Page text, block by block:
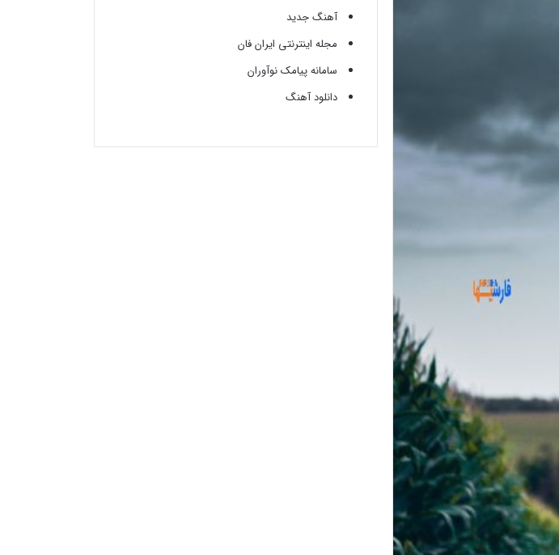
آهنگ جدید
مجله اینترنتی ایران فان
سامانه پیامک نوآوران
دانلود آهنگ